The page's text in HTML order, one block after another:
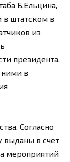
Б.Ельцина,
в штатском в
из
президента,
ними в
Согласно
выданы в счет
мероприятий